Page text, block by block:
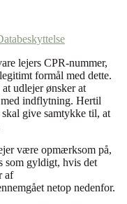
lejers CPR-nummer,
formål med dette.
udlejer ønsker at
indflytning. Hertil
give samtykke til, at
være opmærksom på,
som gyldigt, hvis det
af
netop nedenfor.